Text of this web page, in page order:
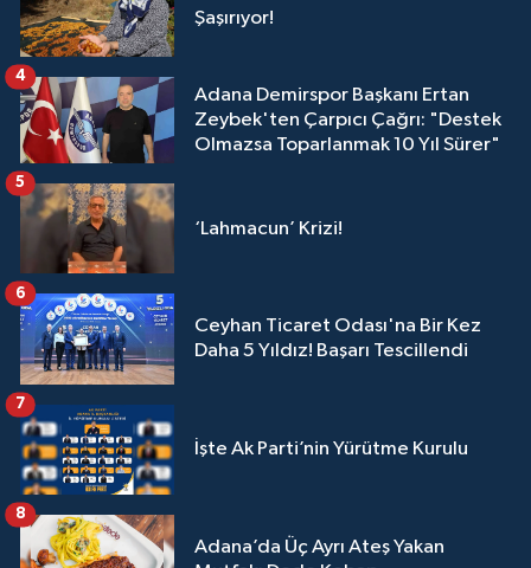
Şaşırıyor!
Adana Demirspor Başkanı Ertan
Zeybek'ten Çarpıcı Çağrı: "Destek
Olmazsa Toparlanmak 10 Yıl Sürer"
4
‘Lahmacun’ Krizi!
5
Ceyhan Ticaret Odası'na Bir Kez
Daha 5 Yıldız! Başarı Tescillendi
6
İşte Ak Parti’nin Yürütme Kurulu
7
Adana’da Üç Ayrı Ateş Yakan
8